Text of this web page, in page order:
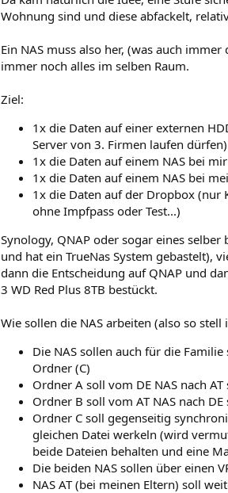
Wohnung sind und diese abfackelt,
Ein NAS muss also her, (was auch
immer noch alles im selben Raum.
Ziel:
1x die Daten auf einer externen
Server von 3. Firmen laufen
1x die Daten auf einem NAS bei
1x die Daten auf einem NAS bei
1x die Daten auf der Dropbox
ohne Impfpass oder Test...)
Synology, QNAP oder sogar eines
und hat ein TrueNas System gebastelt),
dann die Entscheidung auf QNAP und
3 WD Red Plus 8TB bestückt.
Wie sollen die NAS arbeiten (also so
Die NAS sollen auch für die
Ordner (C)
Ordner A soll vom DE NAS nach
Ordner B soll vom AT NAS nach
Ordner C soll gegenseitig
gleichen Datei werkeln (wird
beide Dateien behalten und eine
Die beiden NAS sollen über einen
NAS AT (bei meinen Eltern) soll